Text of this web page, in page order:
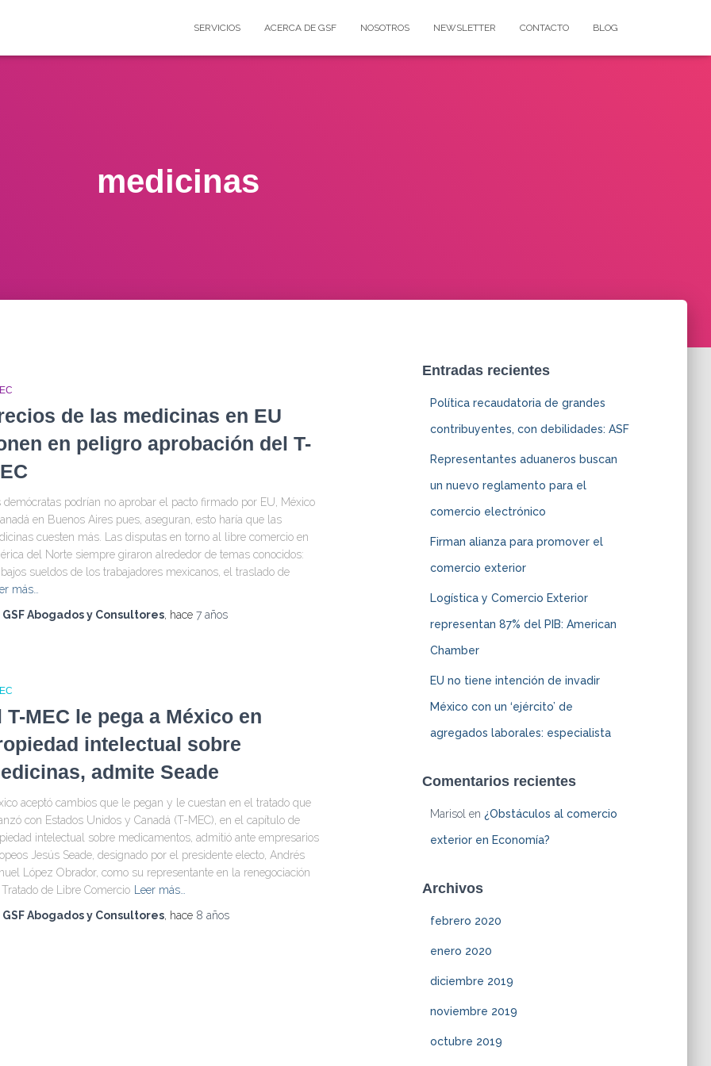
SERVICIOS ACERCA DE GSF NOSOTROS NEWSLETTER CONTACTO BLOG
medicinas
de las medicinas en EU
en peligro aprobación del T-
demócratas podrían no aprobar el pacto firmado por EU, México
en Buenos Aires pues, aseguran, esto haría que las
cuesten más. Las disputas en torno al libre comercio en
del Norte siempre giraron alrededor de temas conocidos:
sueldos de los trabajadores mexicanos, el traslado de
más…
GSF Abogados y Consultores, hace 7 años
T-MEC le pega a México en
intelectual sobre
admite Seade
aceptó cambios que le pegan y le cuestan en el tratado que
con Estados Unidos y Canadá (T-MEC), en el capítulo de
intelectual sobre medicamentos, admitió ante empresarios
Jesús Seade, designado por el presidente electo, Andrés
López Obrador, como su representante en la renegociación
de Libre Comercio
Leer más…
GSF Abogados y Consultores, hace 8 años
Entradas recientes
Política recaudatoria de grandes
contribuyentes, con debilidades: ASF
Representantes aduaneros buscan
un nuevo reglamento para el
comercio electrónico
Firman alianza para promover el
comercio exterior
Logística y Comercio Exterior
representan 87% del PIB: American
Chamber
EU no tiene intención de invadir
México con un ‘ejército’ de
agregados laborales: especialista
Comentarios recientes
Marisol en ¿Obstáculos al comercio
exterior en Economía?
Archivos
febrero 2020
enero 2020
diciembre 2019
noviembre 2019
octubre 2019